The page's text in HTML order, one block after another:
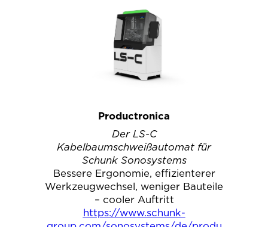
Productronica
Der LS-C
Kabelbaumschweißautomat für
Schunk Sonosystems
Bessere Ergonomie, effizienterer
Werkzeugwechsel, weniger Bauteile
– cooler Auftritt
https://www.schunk-